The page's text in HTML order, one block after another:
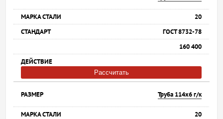
20
ГОСТ 8732-78
160 400
Рассчитать
Труба 114х6 г/к
20